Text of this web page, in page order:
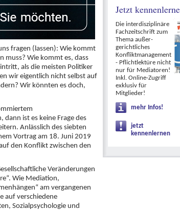
fragen (lassen): Wie kommt
muss? Wie kommt es, dass
als die meisten Politiker
wir eigentlich nicht selbst auf
Wir könnten es doch,
dann ist es keine Frage des
Anlässlich des siebten
Vortrag am 18. Juni 2019
den Konflikt zwischen den
Veränderungen
Wie Mediation,
am vergangenen
auf verschiedene
Sozialpsychologie und
Jetzt
Die interdisziplinäre
Fachzeitschrift zum
Thema außer-
gerichtliches
Konfliktmanagement
- Pflichtlektüre nicht
nur für Mediatoren!
Inkl. Online-Zugriff
exklusiv für
Mitglieder!
mehr Infos!
jetzt
kennenlernen